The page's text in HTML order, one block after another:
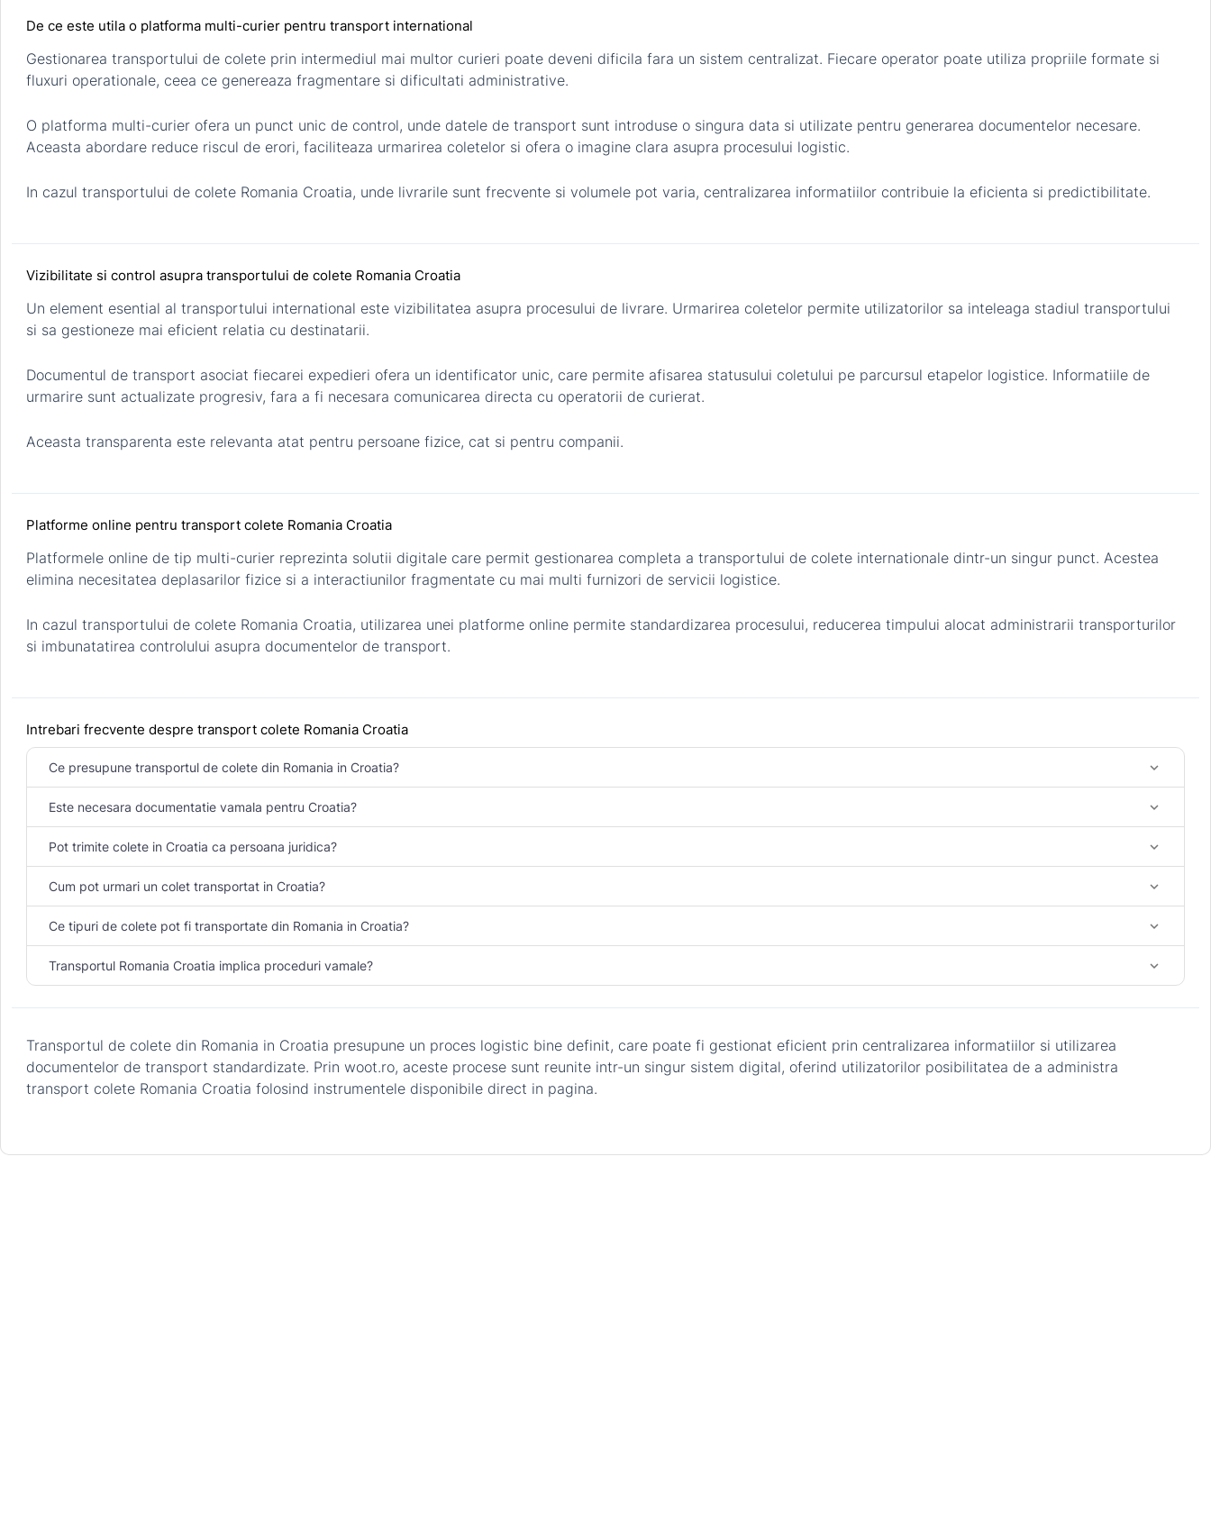
De ce este utila o platforma multi-curier pentru transport international
Gestionarea transportului de colete prin intermediul mai multor curieri poate deveni dificila fara un sistem centralizat. Fiecare operator poate utiliza propriile formate si
fluxuri operationale, ceea ce genereaza fragmentare si dificultati administrative.
O platforma multi-curier ofera un punct unic de control, unde datele de transport sunt introduse o singura data si utilizate pentru generarea documentelor necesare.
Aceasta abordare reduce riscul de erori, faciliteaza urmarirea coletelor si ofera o imagine clara asupra procesului logistic.
In cazul transportului de colete Romania Croatia, unde livrarile sunt frecvente si volumele pot varia, centralizarea informatiilor contribuie la eficienta si predictibilitate.
Vizibilitate si control asupra transportului de colete Romania Croatia
Un element esential al transportului international este vizibilitatea asupra procesului de livrare. Urmarirea coletelor permite utilizatorilor sa inteleaga stadiul transportului
si sa gestioneze mai eficient relatia cu destinatarii.
Documentul de transport asociat fiecarei expedieri ofera un identificator unic, care permite afisarea statusului coletului pe parcursul etapelor logistice. Informatiile de
urmarire sunt actualizate progresiv, fara a fi necesara comunicarea directa cu operatorii de curierat.
Aceasta transparenta este relevanta atat pentru persoane fizice, cat si pentru companii.
Platforme online pentru transport colete Romania Croatia
Platformele online de tip multi-curier reprezinta solutii digitale care permit gestionarea completa a transportului de colete internationale dintr-un singur punct. Acestea
elimina necesitatea deplasarilor fizice si a interactiunilor fragmentate cu mai multi furnizori de servicii logistice.
In cazul transportului de colete Romania Croatia, utilizarea unei platforme online permite standardizarea procesului, reducerea timpului alocat administrarii transporturilor
si imbunatatirea controlului asupra documentelor de transport.
Intrebari frecvente despre transport colete Romania Croatia
Ce presupune transportul de colete din Romania in Croatia? keyboard_arrow_down
Este necesara documentatie vamala pentru Croatia? keyboard_arrow_down
Pot trimite colete in Croatia ca persoana juridica? keyboard_arrow_down
Cum pot urmari un colet transportat in Croatia? keyboard_arrow_down
Ce tipuri de colete pot fi transportate din Romania in Croatia? keyboard_arrow_down
Transportul Romania Croatia implica proceduri vamale? keyboard_arrow_down
Transportul de colete din Romania in Croatia presupune un proces logistic bine definit, care poate fi gestionat eficient prin centralizarea informatiilor si utilizarea
documentelor de transport standardizate. Prin woot.ro, aceste procese sunt reunite intr-un singur sistem digital, oferind utilizatorilor posibilitatea de a administra
transport colete Romania Croatia folosind instrumentele disponibile direct in pagina.